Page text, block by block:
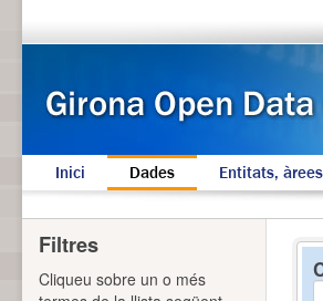
Inici Dades Entitats,
Filtres
Cliqueu sobre un o més